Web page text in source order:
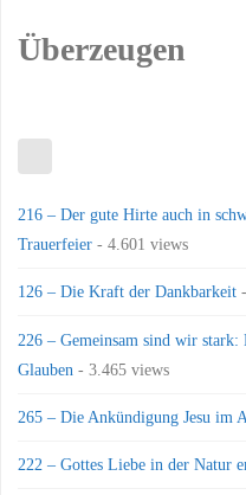
Überzeugen
216 – Der gute Hirte auch in
Trauerfeier - 4.601 views
126 – Die Kraft der Dankbarkeit
226 – Gemeinsam sind wir
Glauben - 3.465 views
265 – Die Ankündigung Jesu im
222 – Gottes Liebe in der Natur